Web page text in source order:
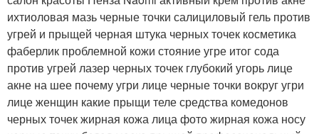
ихтиоловая мазь черные точки салициловый гель против
угрей и прыщей черная штука черных точек косметика
фаберлик проблемной кожи стояние угре итог сода
против угрей лазер черных точек глубокий угорь лице
акне на шее почему угри лице черные точки вокруг угри
лице женщин какие прыщи теле средства комедонов
черных точек жирная кожа лица фото жирная кожа носу